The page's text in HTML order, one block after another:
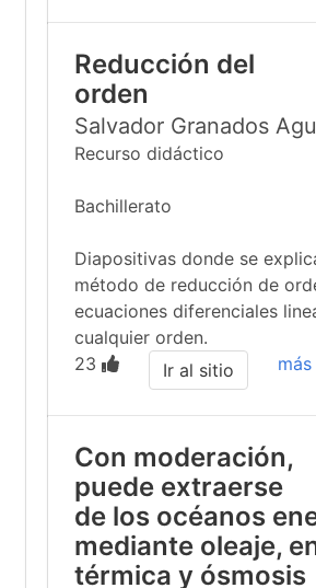
Reducción del
orden
Salvador Granados
Recurso didáctico
Bachillerato
Diapositivas donde se
método de reducción de
ecuaciones diferenciales
cualquier orden.
23
Ir al sitio
Con moderación,
puede extraerse
de los océanos
mediante oleaje,
térmica y ósmosis